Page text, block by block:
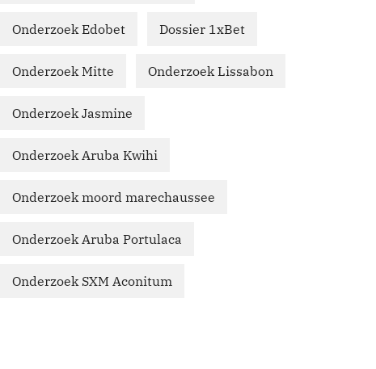
Onderzoek Edobet Dossier 1xBet
Onderzoek Mitte Onderzoek Lissabon
Onderzoek Jasmine
Onderzoek Aruba Kwihi
Onderzoek moord marechaussee
Onderzoek Aruba Portulaca
Onderzoek SXM Aconitum